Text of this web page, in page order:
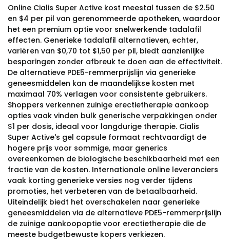
Online Cialis Super Active kost meestal tussen de $2.50
en $4 per pil van gerenommeerde apotheken, waardoor
het een premium optie voor snelwerkende tadalafil
effecten. Generieke tadalafil alternatieven, echter,
variëren van $0,70 tot $1,50 per pil, biedt aanzienlijke
besparingen zonder afbreuk te doen aan de effectiviteit.
De alternatieve PDE5-remmerprijslijn via generieke
geneesmiddelen kan de maandelijkse kosten met
maximaal 70% verlagen voor consistente gebruikers.
Shoppers verkennen zuinige erectietherapie aankoop
opties vaak vinden bulk generische verpakkingen onder
$1 per dosis, ideaal voor langdurige therapie. Cialis
Super Active's gel capsule formaat rechtvaardigt de
hogere prijs voor sommige, maar generics
overeenkomen de biologische beschikbaarheid met een
fractie van de kosten. Internationale online leveranciers
vaak korting generieke versies nog verder tijdens
promoties, het verbeteren van de betaalbaarheid.
Uiteindelijk biedt het overschakelen naar generieke
geneesmiddelen via de alternatieve PDE5-remmerprijslijn
de zuinige aankoopoptie voor erectietherapie die de
meeste budgetbewuste kopers verkiezen.